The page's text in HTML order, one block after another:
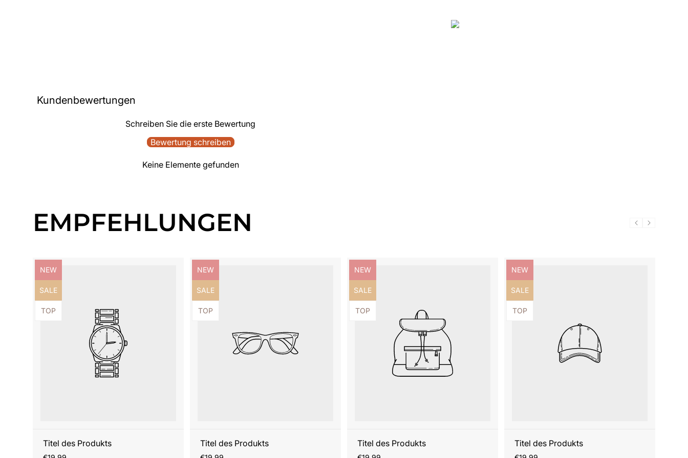
Kundenbewertungen
Schreiben Sie die erste Bewertung
Bewertung schreiben
Keine Elemente gefunden
EMPFEHLUNGEN
Produktbezeichnung:
NEW
Produktbezeichnung:
SALE
Produktbezeichnung:
TOP
Titel des Produkts
Produktbezeichnung:
NEW
Produktbezeichnung:
SALE
Produktbezeichnung:
TOP
Titel des Produkts
Produktbezeichnung:
NEW
Produktbezeichnung:
SALE
Produktbezeichnung:
TOP
Titel des Produkts
Produktbezeichnung:
NEW
Produktbezeichnung:
SALE
Produktbezeichnung:
TOP
Titel des Produkts